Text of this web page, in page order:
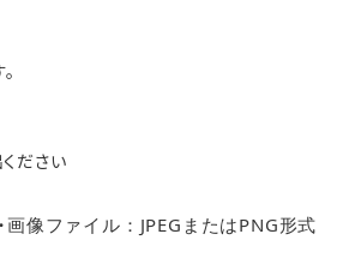
ださい
・画像ファイル：JPEGまたはPNG形式